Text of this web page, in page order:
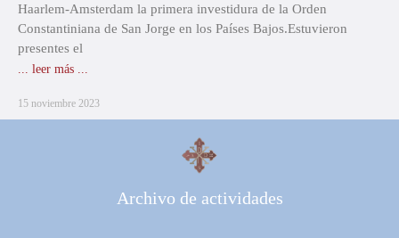
Haarlem-Amsterdam la primera investidura de la Orden
Constantiniana de San Jorge en los Países Bajos.Estuvieron
presentes el
... leer más ...
15 noviembre 2023
Archivo de actividades